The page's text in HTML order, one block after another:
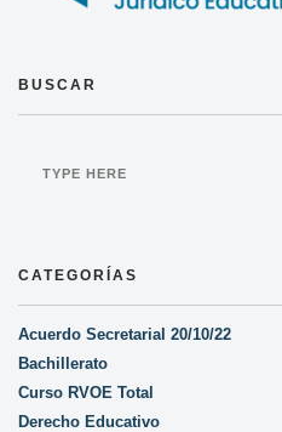
BUSCAR
CATEGORÍAS
Acuerdo Secretarial 20/10/22
Bachillerato
Curso RVOE Total
Derecho Educativo